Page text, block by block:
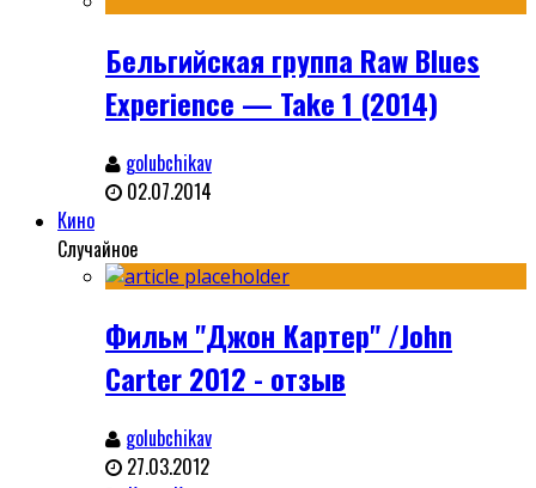
Бельгийская группа Raw Blues
Experience — Take 1 (2014)
golubchikav
02.07.2014
Кино
Случайное
Фильм "Джон Картер" /John
Carter 2012 - отзыв
golubchikav
27.03.2012